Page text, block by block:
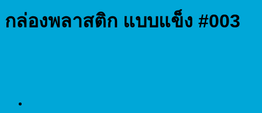
กล่องพลาสติก แบบแข็ง #003